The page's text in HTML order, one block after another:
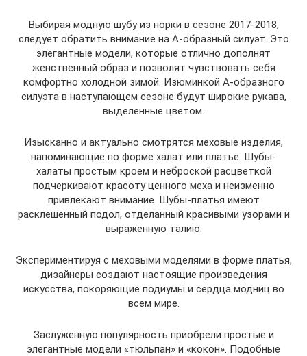
Выбирая модную шубу из норки в сезоне 2017-2018,
следует обратить внимание на А-образный силуэт. Это
элегантные модели, которые отлично дополнят
женственный образ и позволят чувствовать себя
комфортно холодной зимой. Изюминкой А-образного
силуэта в наступающем сезоне будут широкие рукава,
выделенные цветом.
Изысканно и актуально смотрятся меховые изделия,
напоминающие по форме халат или платье. Шубы-
халаты простым кроем и неброской расцветкой
подчеркивают красоту ценного меха и неизменно
привлекают внимание. Шубы-платья имеют
расклешенный подол, отделанный красивыми узорами и
выраженную талию.
Экспериментируя с меховыми моделями в форме платья,
дизайнеры создают настоящие произведения
искусства, покоряющие подиумы и сердца модниц во
всем мире.
Заслуженную популярность приобрели простые и
элегантные модели «тюльпан» и «кокон». Подобные